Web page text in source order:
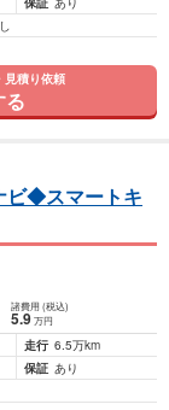
見積り依頼
る
ビ◆スマートキ
諸費用 (税込)
5.9 万円
走行 6.5万km
保証 あり